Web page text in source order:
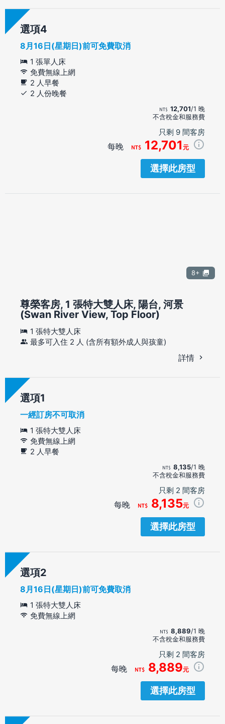
選項
8月16日(星期日)前可免費取消
1 張單人床
免費無線上網
2 人早餐
2 人份晚餐
12,701/1 晚
不含稅金和服務費
只剩 9 間客房
每晚 12,701 元
選擇此房型
8+
尊榮客房, 1 張特大雙人床, 陽台, 河景
(Swan River View, Top Floor)
1 張特大雙人床
最多可入住 2 人 (含所有額外成人與孩童)
詳情
選項
一經訂房不可取消
1 張特大雙人床
免費無線上網
2 人早餐
8,135/1 晚
不含稅金和服務費
只剩 2 間客房
每晚 8,135元
選擇此房型
選項
8月16日(星期日)前可免費取消
1 張特大雙人床
免費無線上網
8,889/1 晚
不含稅金和服務費
只剩 2 間客房
每晚 8,889元
選擇此房型